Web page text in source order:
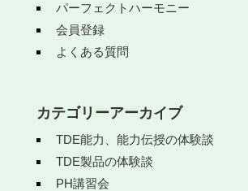
パーフェクトハーモニー
会員登録
よくある質問
カテゴリーアーカイブ
TDE能力、能力伝授の体験談
TDE製品の体験談
PH講習会